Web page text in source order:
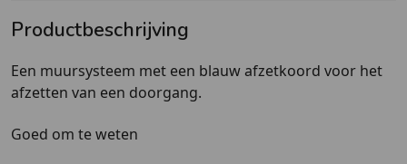
Productbeschrijving
Een muursysteem met een blauw afzetkoord voor het
afzetten van een doorgang.
Goed om te weten